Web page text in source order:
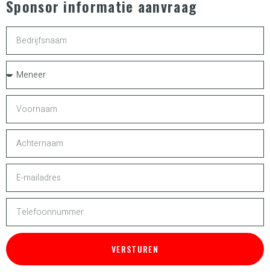
Sponsor informatie aanvraag
VERSTUREN